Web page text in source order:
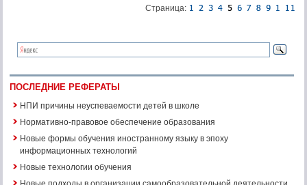
Страница:
ПОСЛЕДНИЕ РЕФЕРАТЫ
НПИ причины неуспеваемости детей в школе
Нормативно-правовое обеспечение образования
Новые формы обучения иностранному языку в эпоху
информационных технологий
Новые технологии обучения
Новые подходы в организации самообразовательной деятельности